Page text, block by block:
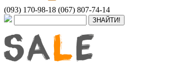
(093) 170-98-18 (067) 807-74-14